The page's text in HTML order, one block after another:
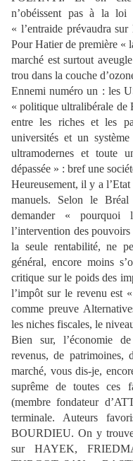
n’obéissent pas à la
« l’entraide prévaudra
Pour Hatier de première «
marché est surtout
trou dans la couche
Ennemi numéro un : les
« politique ultralibérale de
entre les riches et les
universités et un
ultramodernes et toute
dépassée » : bref une
Heureusement, il y a
manuels. Selon le
demander « pourquoi
l’intervention des
la seule rentabilité, ne
général, encore moins
critique sur le poids des
l’impôt sur le revenu
comme preuve
les niches fiscales, le
Bien sur, l’économie
revenus, de patrimoines,
marché, vous dis-je,
suprême de toutes ces
(membre fondateur
terminale. Auteurs
BOURDIEU. On y trouve
sur HAYEK,